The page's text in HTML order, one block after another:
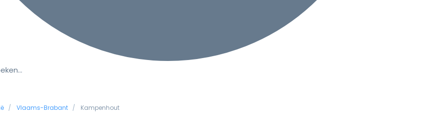
Vlaams-Brabant Kampenhout